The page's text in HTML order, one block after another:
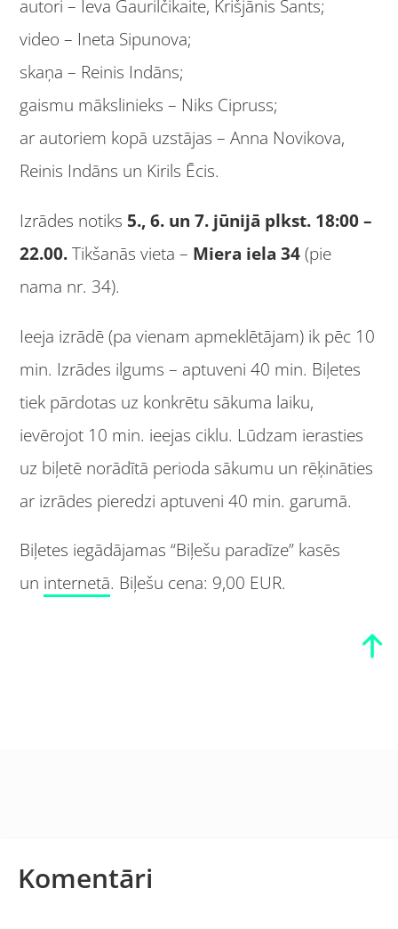
autori – Ieva Gaurilčikaite, Krišjānis Sants;
video – Ineta Sipunova;
skaņa – Reinis Indāns;
gaismu mākslinieks – Niks Cipruss;
ar autoriem kopā uzstājas – Anna Novikova,
Reinis Indāns un Kirils Ēcis.
Izrādes notiks 5., 6. un 7. jūnijā plkst. 18:00 –
22.00.Tikšanās vieta – Miera iela 34(pie
nama nr. 34).
Ieeja izrādē (pa vienam apmeklētājam) ik pēc 10
min. Izrādes ilgums – aptuveni 40 min. Biļetes
tiek pārdotas uz konkrētu sākuma laiku,
ievērojot 10 min. ieejas ciklu. Lūdzam ierasties
uz biļetē norādītā perioda sākumu un rēķināties
ar izrādes pieredzi aptuveni 40 min. garumā.
Biļetes iegādājamas “Biļešu paradīze” kasēs
un internetā. Biļešu cena: 9,00 EUR.
Komentāri